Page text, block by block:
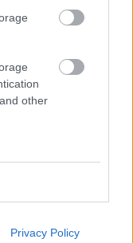
other
Privacy Policy
από κει που το
λαϊκοί βάρδοι
για μας.